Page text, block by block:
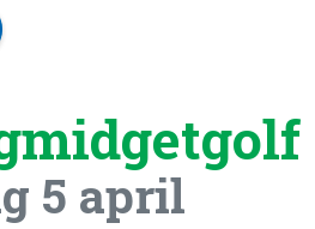
5 april